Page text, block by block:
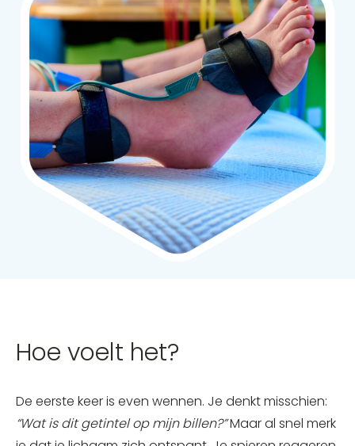
Hoe voelt het?
De eerste keer is even wennen. Je denkt misschien:
“Wat is dit getintel op mijn billen?”Maar al snel merk